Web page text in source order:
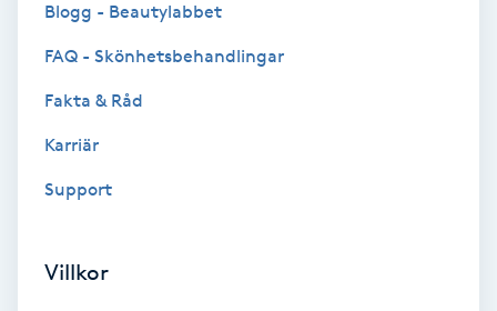
Klangmassage
Blogg - Beautylabbet
FAQ - Skönhetsbehandlingar
Fakta & Råd
Karriär
Support
Villkor